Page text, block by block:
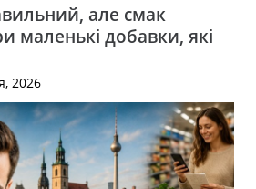
але смак
маленькі добавки, які
2026